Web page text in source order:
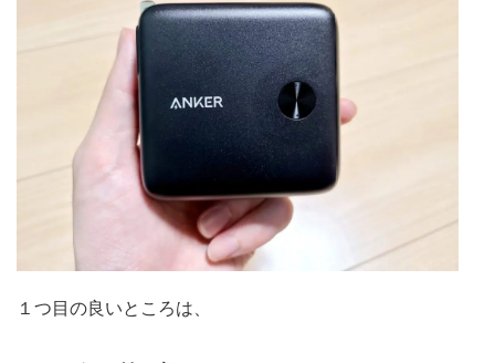
１つ目の良いところは、